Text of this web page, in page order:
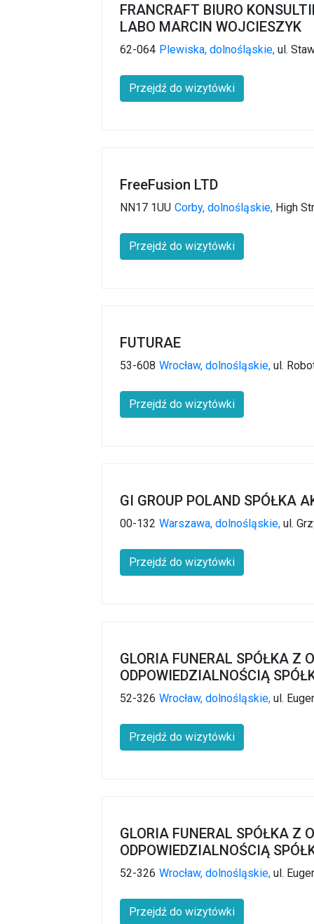
FRANCRAFT BIURO
LABO MARCIN WOJCIESZYK
62-064 Plewiska, dolnośląskie, ul.
Przejdź do wizytówki
FreeFusion LTD
NN17 1UU Corby, dolnośląskie, High
Przejdź do wizytówki
FUTURAE
53-608 Wrocław, dolnośląskie, ul.
Przejdź do wizytówki
GI GROUP POLAND SPÓŁKA
00-132 Warszawa, dolnośląskie, ul.
Przejdź do wizytówki
GLORIA FUNERAL SPÓŁKA Z
ODPOWIEDZIALNOŚCIĄ
52-326 Wrocław, dolnośląskie, ul.
Przejdź do wizytówki
GLORIA FUNERAL SPÓŁKA Z
ODPOWIEDZIALNOŚCIĄ
52-326 Wrocław, dolnośląskie, ul.
Przejdź do wizytówki